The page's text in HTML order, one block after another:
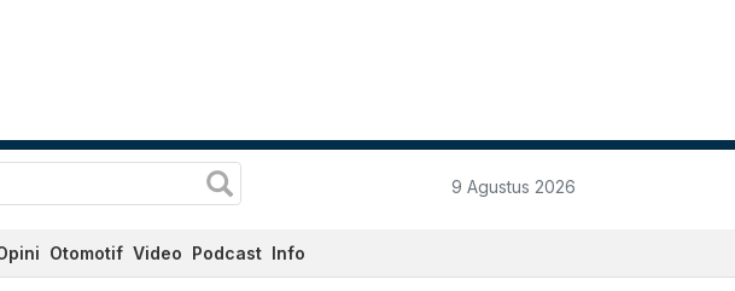
9 Agustus 2026
Otomotif Video Podcast Info